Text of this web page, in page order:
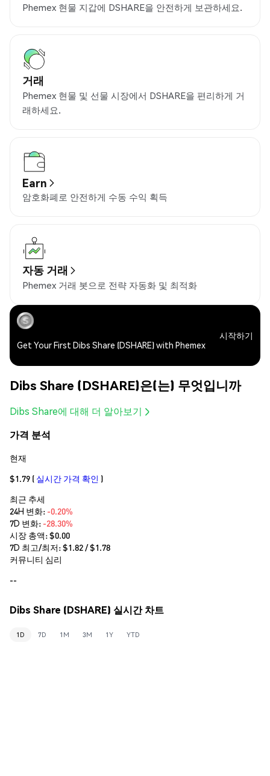
Phemex 현물 지갑에 DSHARE을 안전하게 보관하세요.
거래
Phemex 현물 및 선물 시장에서 DSHARE을 편리하게 거
래하세요.
Earn
암호화폐로 안전하게 수동 수익 획득
자동 거래
Phemex 거래 봇으로 전략 자동화 및 최적화
Get Your First Dibs Share (DSHARE) with Phemex
시작하기
Dibs Share (DSHARE)은(는) 무엇입니까
Dibs Share에 대해 더 알아보기
가격 분석
현재
$1.79 ( 실시간 가격 확인 )
최근 추세
24H 변화: -0.20%
7D 변화: -28.30%
시장 총액:$0.00
7D 최고/최저: $1.82/ $1.78
커뮤니티 심리
--
Dibs Share (DSHARE) 실시간 차트
1D 7D 1M 3M 1Y YTD